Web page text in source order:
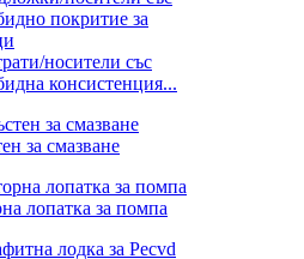
носители със
консистенция...
за смазване
лопатка за помпа